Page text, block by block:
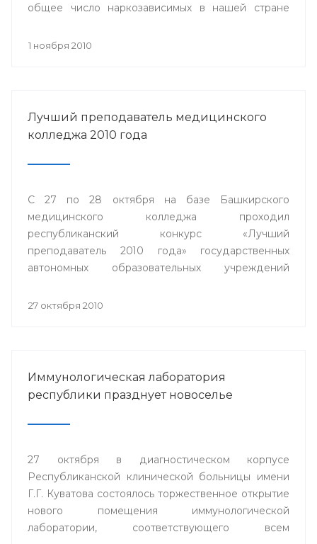
общее число наркозависимых в нашей стране
1 ноября 2010
Лучший преподаватель медицинского
колледжа 2010 года
С 27 по 28 октября на базе Башкирского
медицинского колледжа проходил
республиканский конкурс «Лучший
преподаватель 2010 года» государственных
автономных образовательных учреждений
Министерства здравоохранения Республики
27 октября 2010
Иммунологическая лаборатория
республики празднует новоселье
27 октября в диагностическом корпусе
Республиканской клинической больницы имени
Г.Г. Куватова состоялось торжественное открытие
нового помещения иммунологической
лаборатории, соответствующего всем